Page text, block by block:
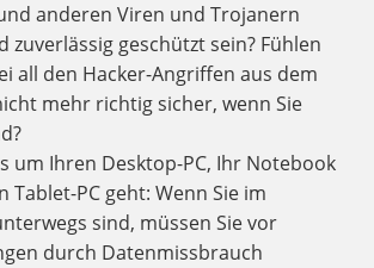
anderen Viren und Trojanern
zuverlässig geschützt sein? Fühlen
all den Hacker-Angriffen aus dem
mehr richtig sicher, wenn Sie
um Ihren Desktop-PC, Ihr Notebook
Tablet-PC geht: Wenn Sie im
sind, müssen Sie vor
durch Datenmissbrauch